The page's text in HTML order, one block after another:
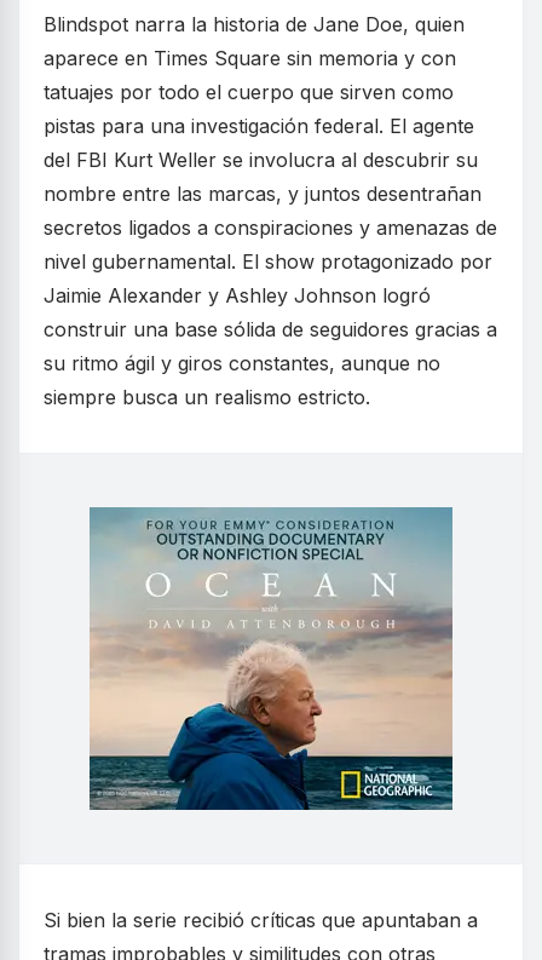
Blindspot narra la historia de Jane Doe, quien
aparece en Times Square sin memoria y con
tatuajes por todo el cuerpo que sirven como
pistas para una investigación federal. El agente
del FBI Kurt Weller se involucra al descubrir su
nombre entre las marcas, y juntos desentrañan
secretos ligados a conspiraciones y amenazas de
nivel gubernamental. El show protagonizado por
Jaimie Alexander y Ashley Johnson logró
construir una base sólida de seguidores gracias a
su ritmo ágil y giros constantes, aunque no
siempre busca un realismo estricto.
Si bien la serie recibió críticas que apuntaban a
tramas improbables y similitudes con otras